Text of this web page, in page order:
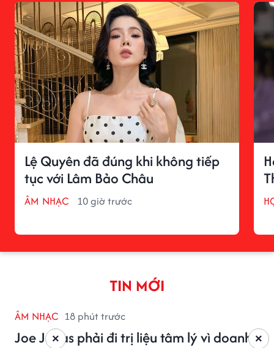
Lệ Quyên đã đúng khi không tiếp
tục với Lâm Bảo Châu
ÂM NHẠC 10 giờ trước
TIN MỚI
ÂM NHẠC 18 phút trước
Joe Jonas phải đi trị liệu tâm lý vì doanh ×
×